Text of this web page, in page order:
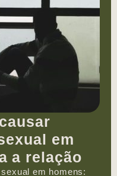
em
a relação
em homens: